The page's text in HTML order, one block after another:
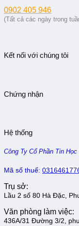
0902 405 946
(Tất cả các ngày trong
Kết nối với chúng tôi
Chứng nhận
Hệ thống
Công Ty Cổ Phần Tin Học
Mã số thuế:
Trụ sở:
Lầu 2 số 80 Hà Đặc,
Văn phòng làm việc:
436A/31 Đường 3/2,